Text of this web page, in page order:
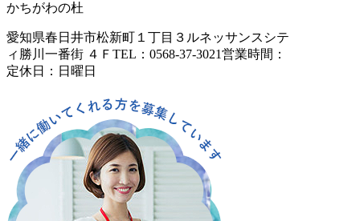
かちがわの杜
愛知県春日井市松新町１丁目３ ルネッサンスシテ
ィ勝川一番街 ４Ｆ TEL：0568-37-3021営業時間：
定休日：日曜日